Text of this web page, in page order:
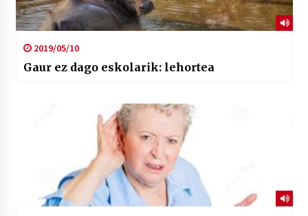
2019/05/10
Gaur ez dago eskolarik: lehortea